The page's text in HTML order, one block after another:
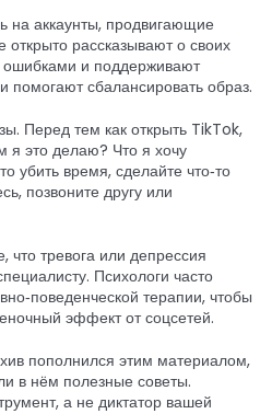
на аккаунты, продвигающие
открыто рассказывают о своих
ошибками и поддерживают
помогают сбалансировать образ.
Перед тем как открыть TikTok,
я это делаю? Что я хочу
убить время, сделайте что‑то
позвоните другу или
что тревога или депрессия
Психологи часто
терапии, чтобы
эффект от соцсетей.
пополнился этим материалом,
в нём полезные советы.
а не диктатор вашей